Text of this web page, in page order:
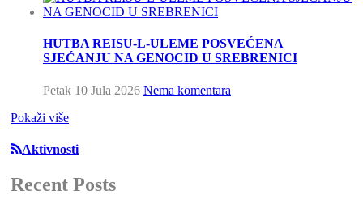
HUTBA REISU-L-ULEME POSVEĆENA
SJEĆANJU NA GENOCID U SREBRENICI
Petak 10 Jula 2026 Nema komentara
Pokaži više
Aktivnosti
Recent Posts